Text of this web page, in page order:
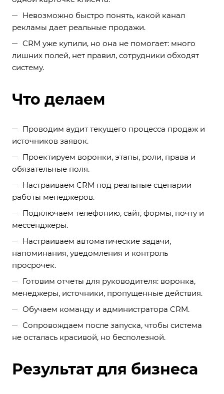
Невозможно быстро понять, какой канал
рекламы дает реальные продажи.
CRM уже купили, но она не помогает: много
лишних полей, нет правил, сотрудники обходят
систему.
Что делаем
Проводим аудит текущего процесса продаж и
источников заявок.
Проектируем воронки, этапы, роли, права и
обязательные поля.
Настраиваем CRM под реальные сценарии
работы менеджеров.
Подключаем телефонию, сайт, формы, почту и
мессенджеры.
Настраиваем автоматические задачи,
напоминания, уведомления и контроль
просрочек.
Готовим отчеты для руководителя: воронка,
менеджеры, источники, пропущенные действия.
Обучаем команду и администратора CRM.
Сопровождаем после запуска, чтобы система
не осталась красивой, но бесполезной.
Результат для бизнеса